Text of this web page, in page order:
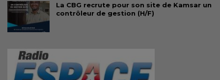
La CBG recrute pour son site de Kamsar un
contrôleur de gestion (H/F)